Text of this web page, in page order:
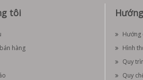
tôi
hàng
Hướng
Hình
Quy
Quy